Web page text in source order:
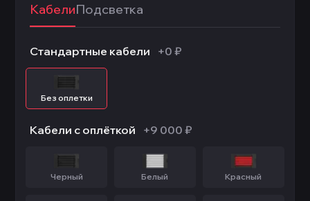
КабелиПодсветка
Стандартные кабели +0 ₽
Без оплетки
Кабели с оплёткой +9 000 ₽
Черный Белый Красный